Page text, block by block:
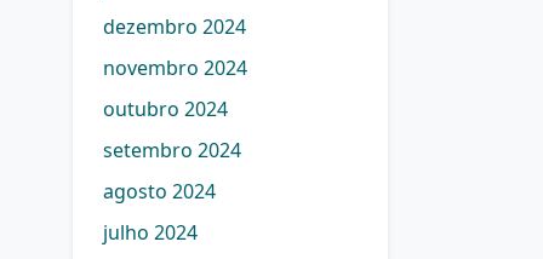
dezembro 2024
novembro 2024
outubro 2024
setembro 2024
agosto 2024
julho 2024